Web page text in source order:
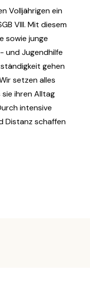
Volljährigen ein
VIII. Mit diesem
sowie junge
und Jugendhilfe
gehen
setzen alles
ihren Alltag
intensive
Distanz schaffen